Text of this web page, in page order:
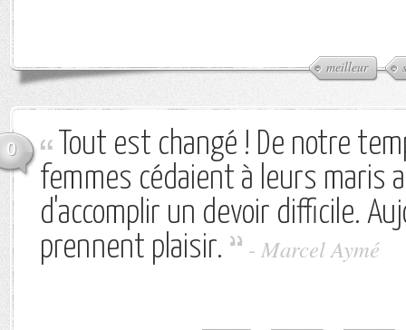
meilleur
0
Tout est changé ! De notre
femmes cédaient à leurs maris
d'accomplir un devoir difficile.
prennent plaisir.
- Marcel Aymé